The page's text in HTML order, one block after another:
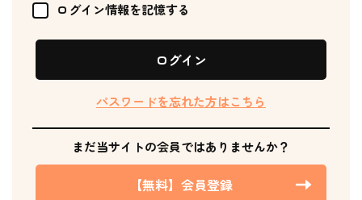
ログイン情報を記憶する
ログイン
パスワードを忘れた方はこちら
まだ当サイトの会員ではありませんか？
【無料】会員登録